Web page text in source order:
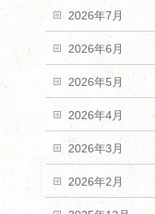
2026年7月
2026年6月
2026年5月
2026年4月
2026年3月
2026年2月